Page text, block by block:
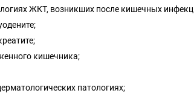
ЖКТ, возникших после кишечных
кишечника;
патологиях;